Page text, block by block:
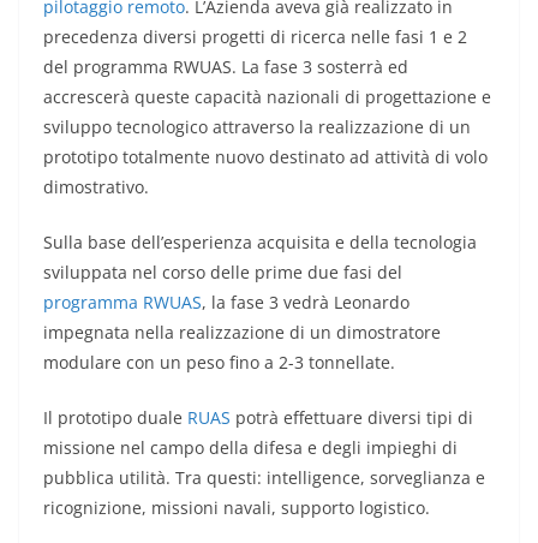
pilotaggio remoto. L’Azienda aveva già realizzato in
precedenza diversi progetti di ricerca nelle fasi 1 e 2
del programma RWUAS. La fase 3 sosterrà ed
accrescerà queste capacità nazionali di progettazione e
sviluppo tecnologico attraverso la realizzazione di un
prototipo totalmente nuovo destinato ad attività di volo
dimostrativo.
Sulla base dell’esperienza acquisita e della tecnologia
sviluppata nel corso delle prime due fasi del
programma RWUAS, la fase 3 vedrà Leonardo
impegnata nella realizzazione di un dimostratore
modulare con un peso fino a 2-3 tonnellate.
Il prototipo duale RUAS potrà effettuare diversi tipi di
missione nel campo della difesa e degli impieghi di
pubblica utilità. Tra questi: intelligence, sorveglianza e
ricognizione, missioni navali, supporto logistico.